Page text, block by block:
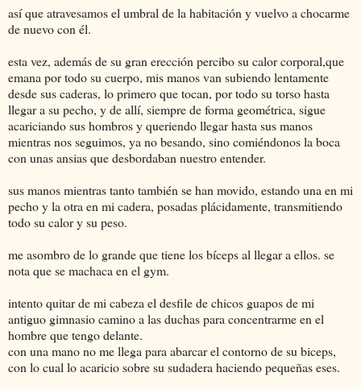
así que atravesamos el umbral de la habitación y vuelvo a chocarme
de nuevo con él.
esta vez, además de su gran erección percibo su calor corporal,que
emana por todo su cuerpo, mis manos van subiendo lentamente
desde sus caderas, lo primero que tocan, por todo su torso hasta
llegar a su pecho, y de allí, siempre de forma geométrica, sigue
acariciando sus hombros y queriendo llegar hasta sus manos
mientras nos seguimos, ya no besando, sino comiéndonos la boca
con unas ansias que desbordaban nuestro entender.
sus manos mientras tanto también se han movido, estando una en mi
pecho y la otra en mi cadera, posadas plácidamente, transmitiendo
todo su calor y su peso.
me asombro de lo grande que tiene los bíceps al llegar a ellos. se
nota que se machaca en el gym.
intento quitar de mi cabeza el desfile de chicos guapos de mi
antiguo gimnasio camino a las duchas para concentrarme en el
hombre que tengo delante.
con una mano no me llega para abarcar el contorno de su biceps,
con lo cual lo acaricio sobre su sudadera haciendo pequeñas eses.